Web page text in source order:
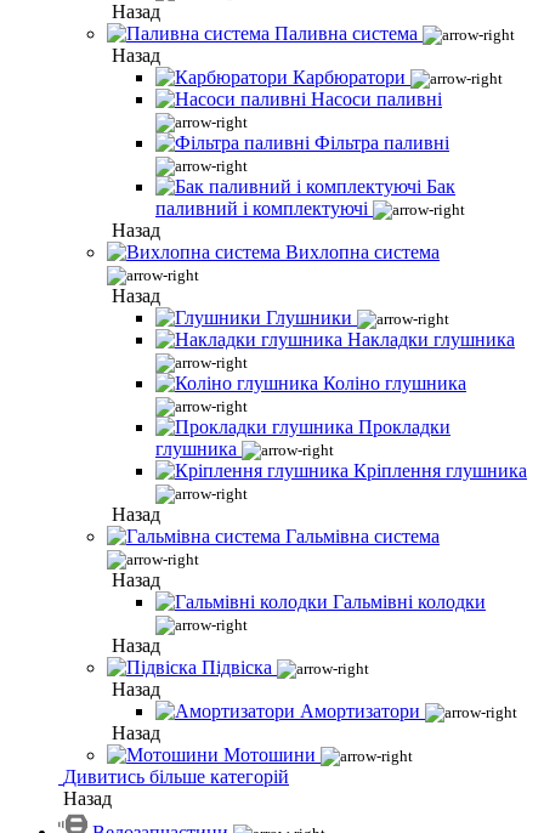
Назад
Паливна система
Назад
Карбюратори
Насоси паливні
Фільтра паливні
Бак
паливний і комплектуючі
Назад
Вихлопна система
Назад
Глушники
Накладки глушника
Коліно глушника
Прокладки
глушника
Кріплення глушника
Назад
Гальмівна система
Назад
Гальмівні колодки
Назад
Підвіска
Назад
Амортизатори
Назад
Мотошини
Дивитись більше категорій
Назад